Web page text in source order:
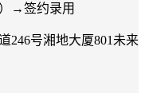
→签约录用
246号湘地大厦801未来